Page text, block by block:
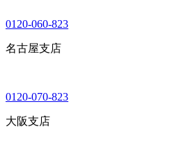
0120-060-823
名古屋支店
0120-070-823
大阪支店